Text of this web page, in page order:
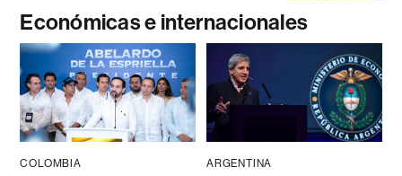
Económicas e internacionales
COLOMBIA ARGENTINA